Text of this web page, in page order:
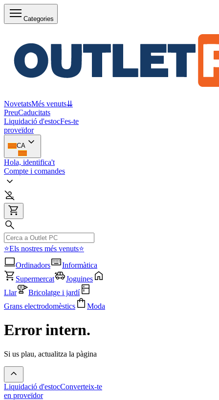
Categories
NovetatsMés venuts⇊
PreuCaducitats
Liquidació d'estocFes-te
proveïdor
CA
Hola, identifica't
Compte i comandes
⭐Els nostres més venuts⭐
Ordinadors
Informàtica
Supermercat
Joguines
Llar
Bricolatge i jardí
Grans electrodomèstics
Moda
Error intern.
Si us plau, actualitza la pàgina
Liquidació d'estocConverteix-te
en proveïdor